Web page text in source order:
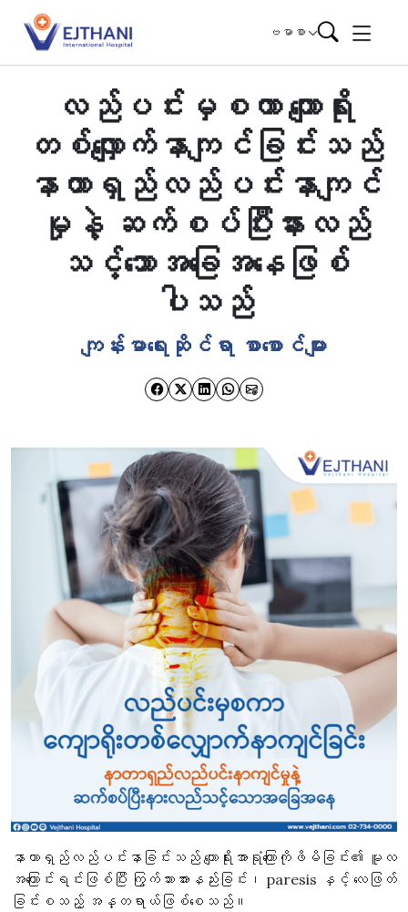
Skip to content
ဗမာစာ
လည်ပင်းမှစကာ ကျောရိုး
တစ်လျှောက်နာကျင်ခြင်းသည်
နာတာရှည်လည်ပင်းနာကျင်
မှုနဲ့ ဆက်စပ်ပြီးနားလည်
သင့်သောအခြေအနေဖြစ်
ပါသည်
ကျန်းမာရေးဆိုင်ရာ စာစောင်များ
နာတာရှည်လည်ပင်းနာခြင်းသည် ကျောရိုးအာရုံကြောကိုဖိမိခြင်း၏ မူလ
အကြောင်းရင်းဖြစ်ပြီး ကြွက်သားအားနည်းခြင်း၊ paresis နှင့် လေဖြတ်
ခြင်းစသည့် အန္တရာယ်ဖြစ်စေသည်။